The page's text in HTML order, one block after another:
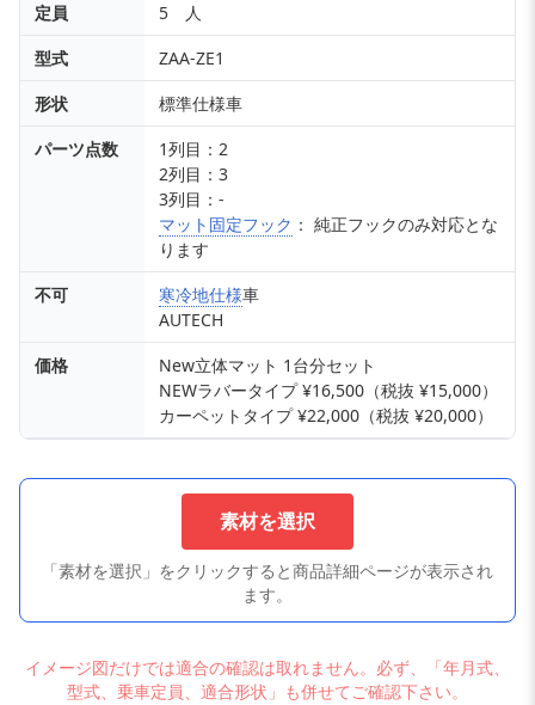
定員
5 人
型式
ZAA-ZE1
形状
標準仕様車
パーツ点数
1列目：2
2列目：3
3列目：-
マット固定フック ： 純正フックのみ対応とな
ります
不可
寒冷地仕様車
AUTECH
価格
New立体マット 1台分セット
NEWラバータイプ ¥16,500（税抜 ¥15,000）
カーペットタイプ ¥22,000（税抜 ¥20,000）
素材を選択
「素材を選択」をクリックすると商品詳細ページが表示され
ます。
イメージ図だけでは適合の確認は取れません。必ず、「年月式、
型式、乗車定員、適合形状」も併せてご確認下さい。